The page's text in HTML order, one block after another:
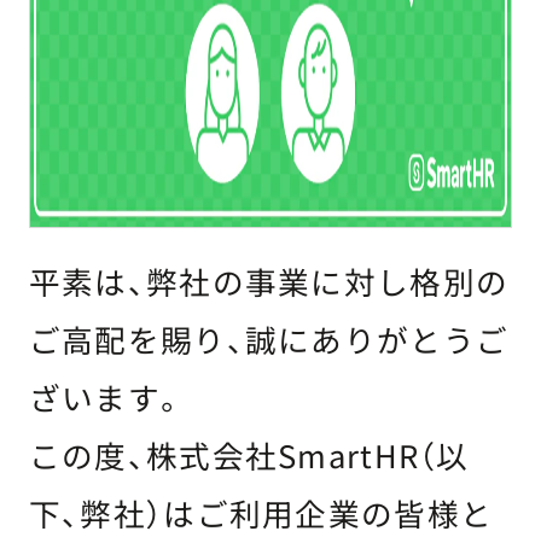
平素は、弊社の事業に対し格別の
ご高配を賜り、誠にありがとうご
ざいます。
この度、株式会社SmartHR（以
下、弊社）はご利用企業の皆様と